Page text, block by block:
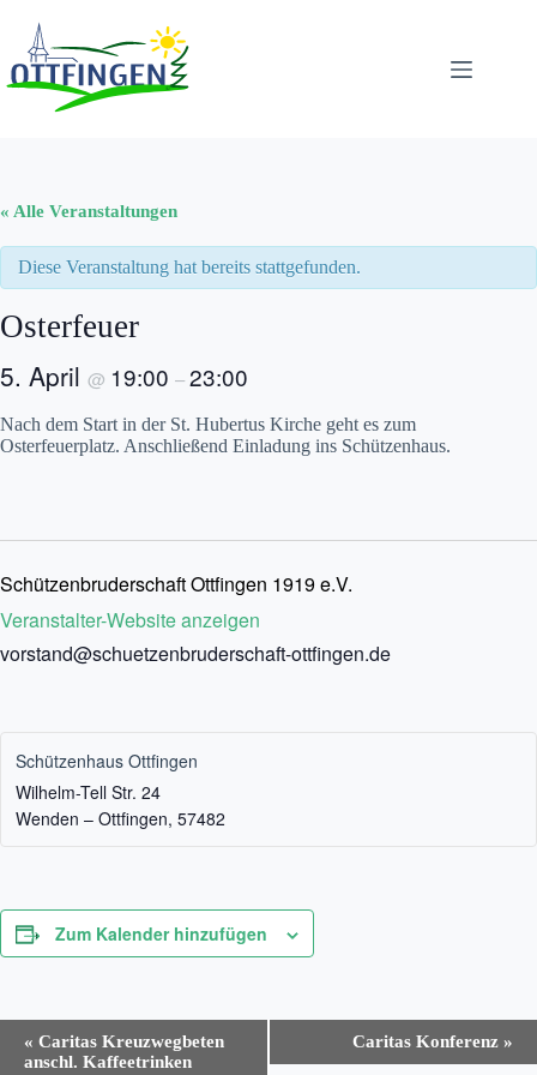
Inhalt
springen
« Alle Veranstaltungen
Diese Veranstaltung hat bereits stattgefunden.
Osterfeuer
5. April @ 19:00 –23:00
Nach dem Start in der St. Hubertus Kirche geht es zum
Osterfeuerplatz. Anschließend Einladung ins Schützenhaus.
Schützenbruderschaft Ottfingen 1919 e.V.
Veranstalter-Website anzeigen
vorstand@schuetzenbruderschaft-ottfingen.de
Schützenhaus Ottfingen
Wilhelm-Tell Str. 24
Wenden – Ottfingen, 57482
Zum Kalender hinzufügen
« Caritas Kreuzwegbeten
anschl. Kaffeetrinken
Caritas Konferenz »